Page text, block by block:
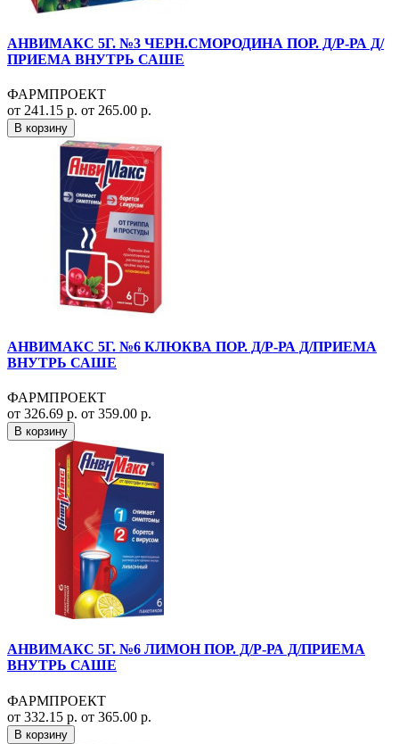
АНВИМАКС 5Г. №3 ЧЕРН.СМОРОДИНА ПОР. Д/Р-РА Д/
ПРИЕМА ВНУТРЬ САШЕ
ФАРМПРОЕКТ
от 241.15 р. от 265.00 р.
В корзину
АНВИМАКС 5Г. №6 КЛЮКВА ПОР. Д/Р-РА Д/ПРИЕМА
ВНУТРЬ САШЕ
ФАРМПРОЕКТ
от 326.69 р. от 359.00 р.
В корзину
АНВИМАКС 5Г. №6 ЛИМОН ПОР. Д/Р-РА Д/ПРИЕМА
ВНУТРЬ САШЕ
ФАРМПРОЕКТ
от 332.15 р. от 365.00 р.
В корзину